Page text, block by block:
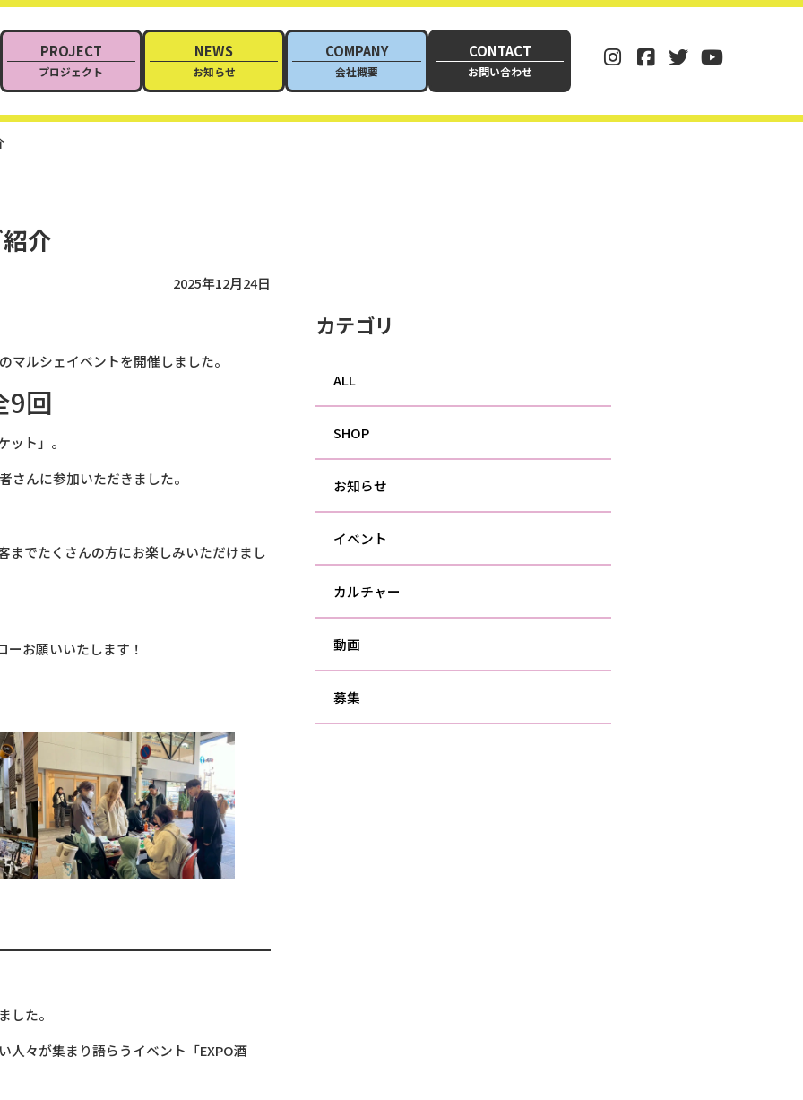
PROJECT
プロジェクト
NEWS
お知らせ
COMPANY
会社概要
CONTACT
お問い合わせ
介
2025年12月24日
ルシェイベントを開催しました。
9回
ト」。
さんに参加いただきました。
までたくさんの方にお楽しみいただけまし
お願いいたします！
した。
人々が集まり語らうイベント「EXPO酒
カテゴリ
ALL
SHOP
お知らせ
イベント
カルチャー
動画
募集